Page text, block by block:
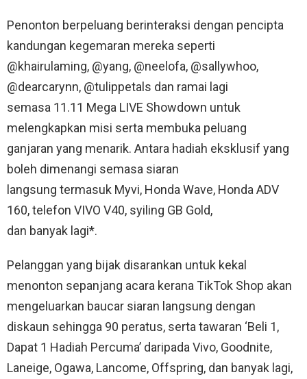
Penonton berpeluang berinteraksi dengan pencipta
kandungan kegemaran mereka seperti
@khairulaming, @yang, @neelofa, @sallywhoo,
@dearcarynn, @tulippetals dan ramai lagi
semasa 11.11 Mega LIVE Showdown untuk
melengkapkan misi serta membuka peluang
ganjaran yang menarik. Antara hadiah eksklusif yang
boleh dimenangi semasa siaran
langsung termasuk Myvi, Honda Wave, Honda ADV
160, telefon VIVO V40, syiling GB Gold,
dan banyak lagi*.
Pelanggan yang bijak disarankan untuk kekal
menonton sepanjang acara kerana TikTok Shop akan
mengeluarkan baucar siaran langsung dengan
diskaun sehingga 90 peratus, serta tawaran ‘Beli 1,
Dapat 1 Hadiah Percuma’ daripada Vivo, Goodnite,
Laneige, Ogawa, Lancome, Offspring, dan banyak lagi,